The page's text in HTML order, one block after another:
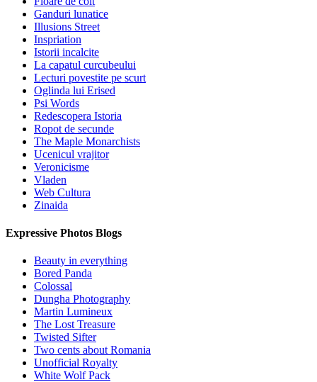
Ganduri lunatice
Illusions Street
Inspriation
Istorii incalcite
La capatul curcubeului
Lecturi povestite pe scurt
Oglinda lui Erised
Psi Words
Redescopera Istoria
Ropot de secunde
The Maple Monarchists
Ucenicul vrajitor
Veronicisme
Vladen
Web Cultura
Zinaida
Expressive Photos Blogs
Beauty in everything
Bored Panda
Colossal
Dungha Photography
Martin Lumineux
The Lost Treasure
Twisted Sifter
Two cents about Romania
Unofficial Royalty
White Wolf Pack